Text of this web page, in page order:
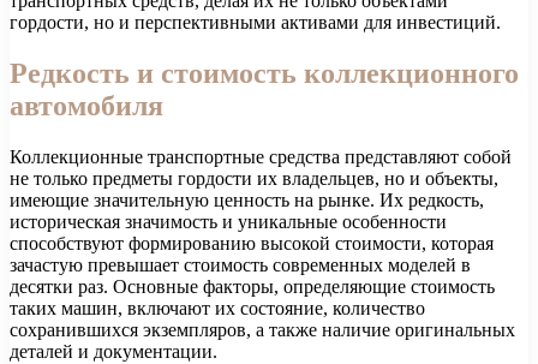
гордости, но и перспективными активами для инвестиций.
Редкость и стоимость коллекционного
автомобиля
Коллекционные транспортные средства представляют собой
не только предметы гордости их владельцев, но и объекты,
имеющие значительную ценность на рынке. Их редкость,
историческая значимость и уникальные особенности
способствуют формированию высокой стоимости, которая
зачастую превышает стоимость современных моделей в
десятки раз. Основные факторы, определяющие стоимость
таких машин, включают их состояние, количество
сохранившихся экземпляров, а также наличие оригинальных
деталей и документации.